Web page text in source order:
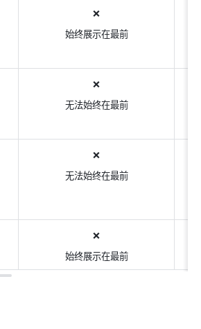
❌
始终展示在最前
❌
无法始终在最前
❌
无法始终在最前
❌
始终展示在最前